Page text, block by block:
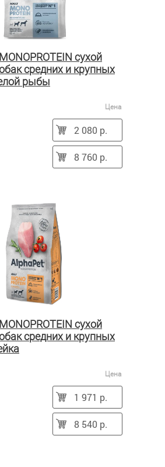
сухой
средних и крупных
рыбы
Цена
2 080 р.
8 760 р.
сухой
средних и крупных
Цена
1 971 р.
8 540 р.